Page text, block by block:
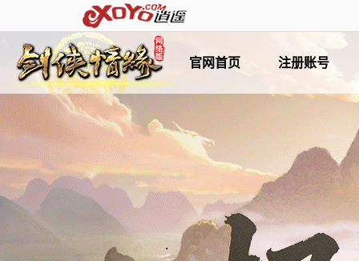
官网首页 注册账号